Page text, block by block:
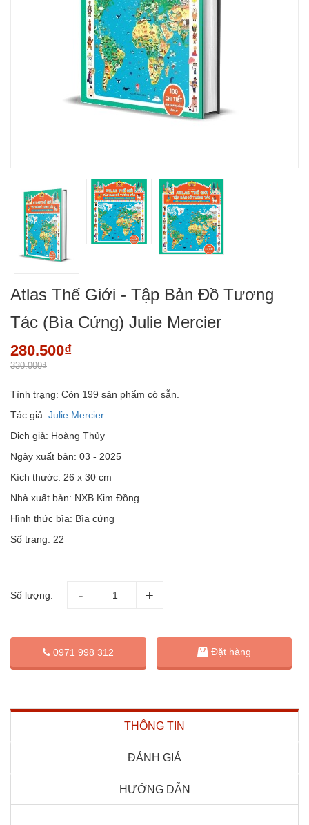
Atlas Thế Giới - Tập Bản Đồ Tương
Tác (Bìa Cứng) Julie Mercier
280.500₫
330.000₫
Tình trạng: Còn 199 sản phẩm có sẵn.
Tác giả: Julie Mercier
Dịch giả: Hoàng Thủy
Ngày xuất bản: 03 - 2025
Kích thước: 26 x 30 cm
Nhà xuất bản: NXB Kim Đồng
Hình thức bìa: Bìa cứng
Số trang: 22
Số lượng:
0971 998 312 Đặt hàng
THÔNG TIN
ĐÁNH GIÁ
HƯỚNG DẪN